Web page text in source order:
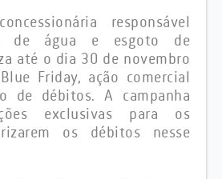
responsável
de água e esgoto de
até o dia 30 de novembro
Friday, ação comercial
de débitos. A campanha
exclusivas para os
os débitos nesse